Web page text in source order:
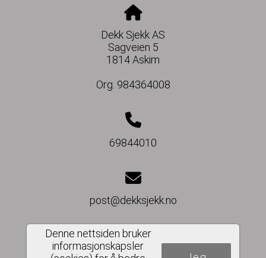
Dekk Sjekk AS
Sagveien 5
1814 Askim
Org. 984364008
69844010
post@dekksjekk.no
Denne nettsiden bruker
informasjonskapsler